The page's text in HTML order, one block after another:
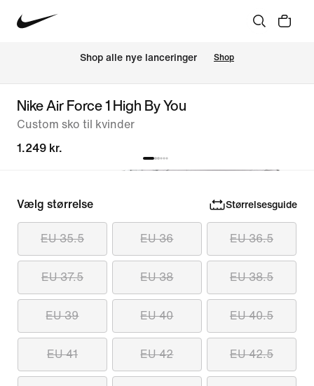
Shop alle nye lanceringer Shop
Nike Air Force 1 High By You
Custom sko til kvinder
1.249 kr.
Vælg størrelse Størrelsesguide
EU 35.5 EU 36 EU 36.5
EU 37.5 EU 38 EU 38.5
EU 39 EU 40 EU 40.5
EU 41 EU 42 EU 42.5